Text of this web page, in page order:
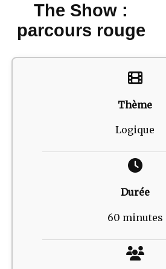
The Show :
parcours rouge
Thème
Logique
Durée
60 minutes